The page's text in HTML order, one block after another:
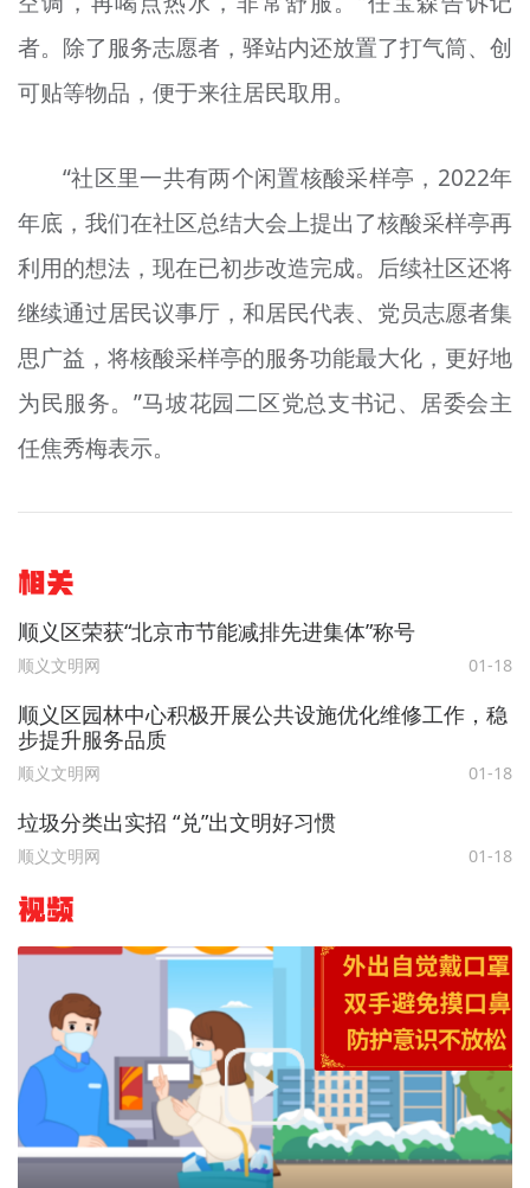
者。除了服务志愿者，驿站内还放置了打气筒、创
可贴等物品，便于来往居民取用。
“社区里一共有两个闲置核酸采样亭，2022年
年底，我们在社区总结大会上提出了核酸采样亭再
利用的想法，现在已初步改造完成。后续社区还将
继续通过居民议事厅，和居民代表、党员志愿者集
思广益，将核酸采样亭的服务功能最大化，更好地
为民服务。”马坡花园二区党总支书记、居委会主
任焦秀梅表示。
相关
顺义区荣获“北京市节能减排先进集体”称号
顺义文明网 01-18
顺义区园林中心积极开展公共设施优化维修工作，稳
步提升服务品质
顺义文明网 01-18
垃圾分类出实招 “兑”出文明好习惯
顺义文明网 01-18
视频